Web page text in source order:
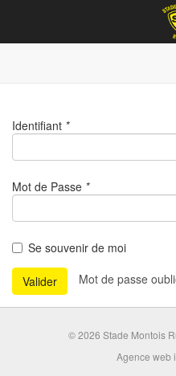
Identifiant *
Mot de Passe *
Se souvenir de moi
Valider Mot de passe
© 2026 Stade Montois
Agence web